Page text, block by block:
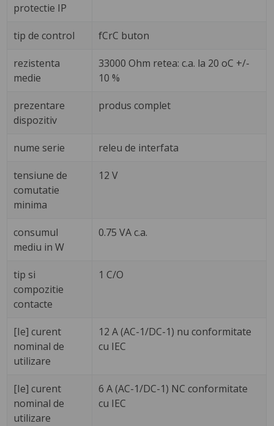
protectie IP
tip de control fCrC buton
rezistenta
medie
33000 Ohm retea: c.a. la 20 oC +/-
10 %
prezentare
dispozitiv
produs complet
nume serie releu de interfata
tensiune de
comutatie
minima
12 V
consumul
mediu in W
0.75 VA c.a.
tip si
compozitie
contacte
1 C/O
[Ie] curent
nominal de
utilizare
12 A (AC-1/DC-1) nu conformitate
cu IEC
[Ie] curent
nominal de
utilizare
6 A (AC-1/DC-1) NC conformitate
cu IEC